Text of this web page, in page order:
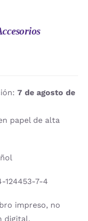
7 de agosto de
papel de alta
124453-7-4
impreso, no
digital.